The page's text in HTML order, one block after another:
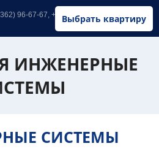
Выбрать квартиру
96-67-67, +7 (902) 326-67-67
ИНЖЕНЕРНЫЕ
СИСТЕМЫ